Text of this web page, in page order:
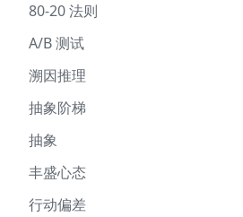
80-20 法则
A/B 测试
溯因推理
抽象阶梯
抽象
丰盛心态
行动偏差